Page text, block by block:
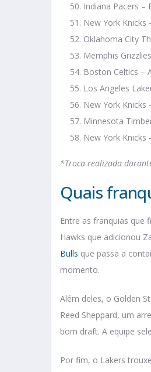
Indiana Pacers –
New York Knicks
Oklahoma City
Memphis
Boston Celtics –
Los Angeles
New York Knicks
Minnesota
New York Knicks
*Troca realizada
Quais
Entre as franquias que
Hawks que adicionou
Bulls que passa a
momento.
Além deles, o Golden
Reed Sheppard, um
bom draft. A equipe
Por fim, o Lakers